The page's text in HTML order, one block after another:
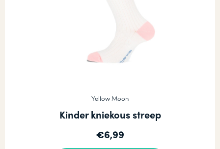
Yellow Moon
Kinder kniekous streep
€6,99